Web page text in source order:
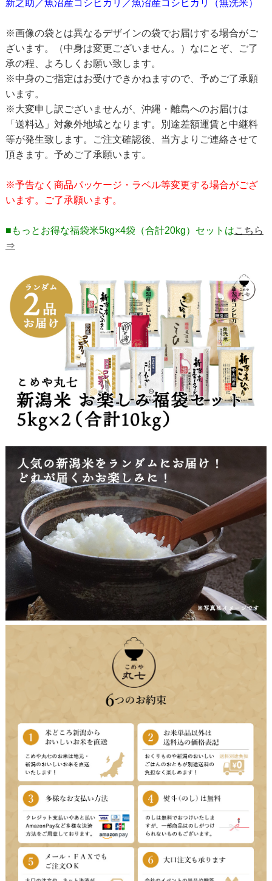
新之助／魚沼産コシヒカリ／魚沼産コシヒカリ（無洗米）
※画像の袋とは異なるデザインの袋でお届けする場合がご
ざいます。（中身は変更ございません。）なにとぞ、ご了
承の程、よろしくお願い致します。
※中身のご指定はお受けできかねますので、予めご了承願
います。
※大変申し訳ございませんが、沖縄・離島へのお届けは
「送料込」対象外地域となります。別途差額運賃と中継料
等が発生致します。ご注文確認後、当方よりご連絡させて
頂きます。予めご了承願います。
※予告なく商品パッケージ・ラベル等変更する場合がござ
います。ご了承願います。
■もっとお得な福袋米5kg×4袋（合計20kg）セットはこちら
⇒